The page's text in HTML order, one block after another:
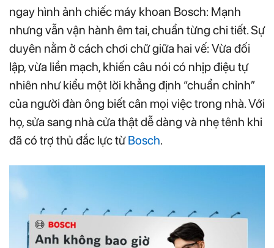
ngay hình ảnh chiếc máy khoan Bosch: Mạnh
nhưng vẫn vận hành êm tai, chuẩn từng chi tiết. Sự
duyên nằm ở cách chơi chữ giữa hai vế: Vừa đối
lập, vừa liền mạch, khiến câu nói có nhịp điệu tự
nhiên như kiểu một lời khẳng định “chuẩn chỉnh”
của người đàn ông biết cân mọi việc trong nhà. Với
họ, sửa sang nhà cửa thật dễ dàng và nhẹ tênh khi
đã có trợ thủ đắc lực từBosch.